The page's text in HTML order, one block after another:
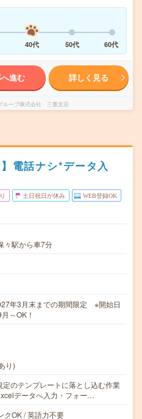
40代 50代 60代
進む 詳しく見る
ループ株式会社 三重支店
電話ナシ*データ入
土日祝日が休み WEB登録OK
々駅から車7分
年3月末までの期間限定 ※開始日
～OK！
り)
定のテンプレートに落とし込む作業
データへ入力・フォー…
クOK / 英語力不要